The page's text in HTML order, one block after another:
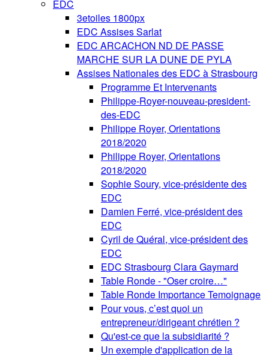
EDC
3etoiles 1800px
EDC Assises Sarlat
EDC ARCACHON ND DE PASSE
MARCHE SUR LA DUNE DE PYLA
Assises Nationales des EDC à Strasbourg
Programme Et Intervenants
Philippe-Royer-nouveau-president-
des-EDC
Philippe Royer, Orientations
2018/2020
Philippe Royer, Orientations
2018/2020
Sophie Soury, vice-présidente des
EDC
Damien Ferré, vice-président des
EDC
Cyril de Quéral, vice-président des
EDC
EDC Strasbourg Clara Gaymard
Table Ronde - "Oser croire…"
Table Ronde Importance Temoignage
Pour vous, c’est quoi un
entrepreneur/dirigeant chrétien ?
Qu'est-ce que la subsidiarité ?
Un exemple d'application de la